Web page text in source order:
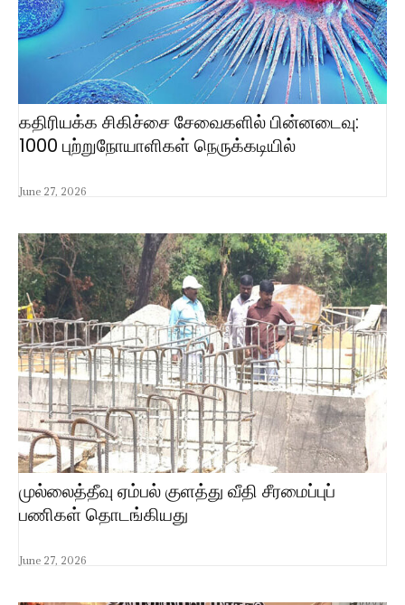
கதிரியக்க சிகிச்சை சேவைகளில் பின்னடைவு:
1000 புற்றுநோயாளிகள் நெருக்கடியில்
June 27, 2026
முல்லைத்தீவு ஏம்பல் குளத்து வீதி சீரமைப்புப்
பணிகள் தொடங்கியது
June 27, 2026